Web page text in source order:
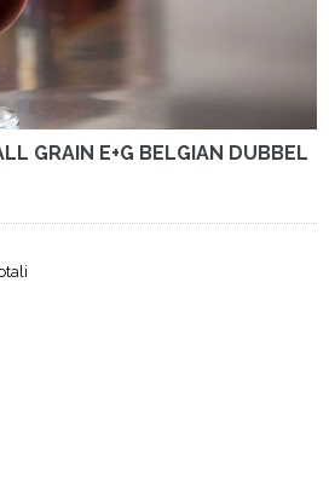
GRAIN E+G BELGIAN DUBBEL